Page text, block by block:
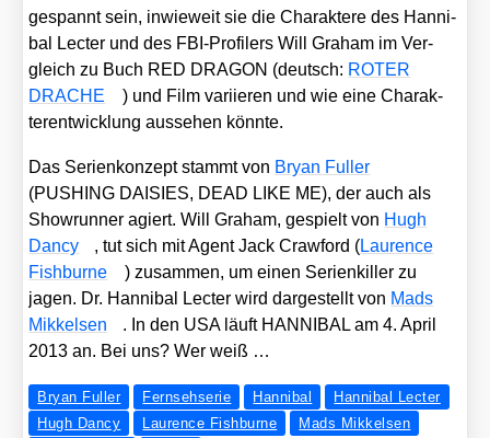
gespannt sein, inwie­weit sie die Cha­rak­te­re des Han­ni­
bal Lec­ter und des FBI-Pro­fi­lers Will Gra­ham im Ver­
gleich zu Buch RED DRAGON (deutsch: ROTER
DRACHE
) und Film vari­ie­ren und wie eine Cha­rak­
ter­ent­wick­lung aus­se­hen könn­te.
Das Seri­en­kon­zept stammt von Bryan Ful­ler
(PUSHING DAISIES, DEAD LIKE ME), der auch als
Show­run­ner agiert. Will Gra­ham, gespielt von Hugh
Dancy
, tut sich mit Agent Jack Craw­ford (Lau­rence
Fishb­ur­ne
) zusam­men, um einen Seri­en­kil­ler zu
jagen. Dr. Han­ni­bal Lec­ter wird dar­ge­stellt von Mads
Mik­kel­sen
. In den USA läuft HANNIBAL am 4. April
2013 an. Bei uns? Wer weiß …
Bryan Fuller Fernsehserie Hannibal
Hannibal Lecter
Hugh Dancy
Laurence Fishburne
Mads Mikkelsen